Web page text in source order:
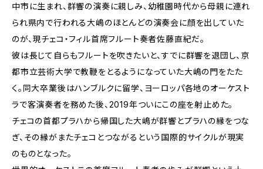
中市に生まれ、群響の演奏に親しみ、幼稚園時代から母親に連れ
られ県内で行われる大嶋のほとんどの演奏会に顔を出していた
のが、現チェコ・フィル首席フルート奏者佐藤直紀だ。
彼は長じて自らもフルートを吹きたいと、すでに群響を退団し、京
都市立芸術大学で教鞭をとるようになっていた大嶋の門をたた
く。同大卒業後はハンブルクに留学、ヨーロッパ各地のオーケスト
ラで客演奏者を務めた後、2019年ついにこの座を射止めた。
チェコの首都プラハから帰国した大嶋が群響とプラハの縁をつな
ぎ、その縁がまたチェコとつながるという国際的サイクルが現実
のものとなった。